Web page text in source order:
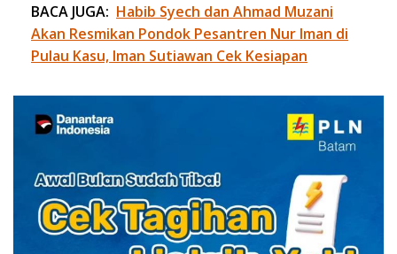
BACA JUGA: Habib Syech dan Ahmad Muzani
Akan Resmikan Pondok Pesantren Nur Iman di
Pulau Kasu, Iman Sutiawan Cek Kesiapan